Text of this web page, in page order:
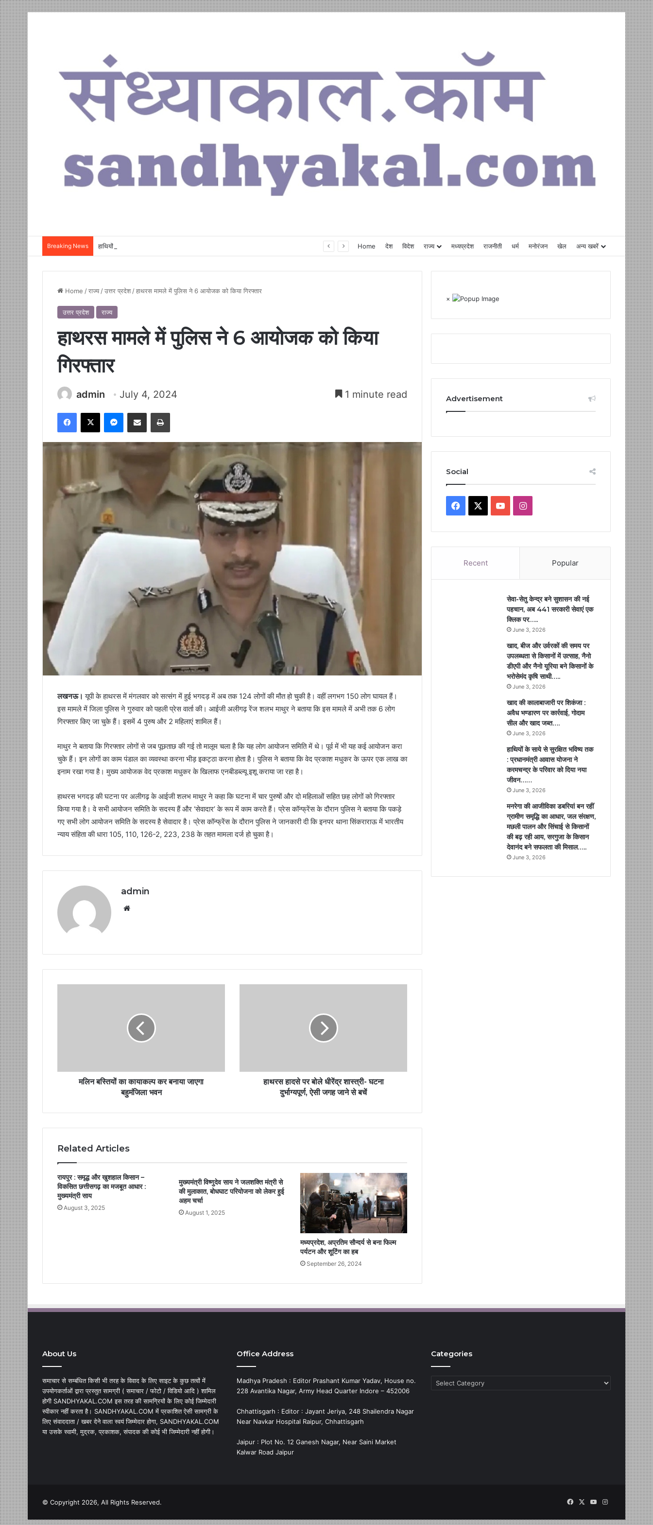
Breaking News Home देश विदेश राज्य मध्यप्रदेश राजनीती धर्म मनोरंजन खेल अन्य खबरें
Home /राज्य /उत्तर प्रदेश /हाथरस मामले में पुलिस ने 6 आयोजक को किया गिरफ्तार
उत्तर प्रदेश राज्य
हाथरस मामले में पुलिस ने 6 आयोजक को किया
गिरफ्तार
admin July 4, 2024 1 minute read
Facebook
X Messenger
Share via Email Print
लखनऊ। यूपी के हाथरस में मंगलवार को सत्संग में हुई भगदड़ में अब तक 124 लोगों की मौत हो चुकी है। वहीं लगभग 150 लोग घायल हैं।
इस मामले में जिला पुलिस ने गुरुवार को पहली प्रेस वार्ता की। आईजी अलीगढ़ रेंज शलभ माथुर ने बताया कि इस मामले में अभी तक 6 लोग
गिरफ्तार किए जा चुके हैं। इसमें 4 पुरुष और 2 महिलाएं शामिल हैं।
माथुर ने बताया कि गिरफ्तार लोगों से जब पूछताछ की गई तो मालूम चला है कि यह लोग आयोजन समिति में थे। पूर्व में भी यह कई आयोजन करा
चुके हैं। इन लोगों का काम पंडाल का व्यवस्था करना भीड़ इकट्ठा करना होता है। पुलिस ने बताया कि वेद प्रकाश मधुकर के ऊपर एक लाख का
इनाम रखा गया है। मुख्य आयोजक वेद प्रकाश मधुकर के खिलाफ एनबीडब्ल्यू इशू कराया जा रहा है।
हाथरस भगदड़ की घटना पर अलीगढ़ के आईजी शलभ माथुर ने कहा कि घटना में चार पुरुषों और दो महिलाओं सहित छह लोगों को गिरफ्तार
किया गया है। वे सभी आयोजन समिति के सदस्य हैं और ‘सेवादार’ के रूप में काम करते हैं। प्रेस कॉन्फ्रेंस के दौरान पुलिस ने बताया कि पकड़े
गए सभी लोग आयोजन समिति के सदस्य है सेवादार है। प्रेस कॉन्फ्रेंस के दौरान पुलिस ने जानकारी दी कि इनपर थाना सिंकराराऊ में भारतीय
न्याय संहिता की धारा 105, 110, 126-2, 223, 238 के तहत मामला दर्ज हो चुका है।
admin
मलिन बस्तियों का कायाकल्प कर बनाया जाएगा
बहुमंजिला भवन
हाथरस हादसे पर बोले धीरेंद्र शास्त्री- घटना
दुर्भाग्यपूर्ण, ऐसी जगह जाने से बचें
Related Articles
रायपुर : समृद्ध और खुशहाल किसान –
विकसित छत्तीसगढ़ का मजबूत आधार :
मुख्यमंत्री साय
August 3, 2025
मुख्यमंत्री विष्णुदेव साय ने जलशक्ति मंत्री से
की मुलाकात, बोधघाट परियोजना को लेकर हुई
अहम चर्चा
August 1, 2025
मध्यप्रदेश, अप्रतिम सौन्दर्य से बना फिल्म
पर्यटन और शूटिंग का हब
September 26, 2024
×
Advertisement
Social
Facebook YouTubeInstagram
Recent Popular
सेवा-सेतु केन्द्र बने सुशासन की नई
पहचान, अब 441 सरकारी सेवाएं एक
क्लिक पर…..
June 3, 2026
खाद, बीज और उर्वरकों की समय पर
उपलब्धता से किसानों में उत्साह, नैनो
डीएपी और नैनो यूरिया बने किसानों के
भरोसेमंद कृषि साथी…..
June 3, 2026
खाद की कालाबाजारी पर शिकंजा :
अवैध भण्डारण पर कार्रवाई, गोदाम
सील और खाद जब्त….
June 3, 2026
हाथियों के साये से सुरक्षित भविष्य तक
: प्रधानमंत्री आवास योजना ने
करमचन्द्र के परिवार को दिया नया
जीवन……
June 3, 2026
मनरेगा की आजीविका डबरियां बन रहीं
ग्रामीण समृद्धि का आधार, जल संरक्षण,
मछली पालन और सिंचाई से किसानों
की बढ़ रही आय, सरगुजा के किसान
देवानंद बने सफलता की मिसाल…..
June 3, 2026
About Us
समाचार से सम्बंधित किसी भी तरह के विवाद के लिए साइट के कुछ तत्वों में
उपयोगकर्ताओं द्वारा प्रस्तुत सामग्री ( समाचार / फोटो / विडियो आदि ) शामिल
होगी SANDHYAKAL.COM इस तरह की सामग्रियों के लिए कोई जिम्मेदारी
स्वीकार नहीं करता है। SANDHYAKAL.COM में प्रकाशित ऐसी सामग्री के
लिए संवाददाता / खबर देने वाला स्वयं जिम्मेदार होगा, SANDHYAKAL.COM
या उसके स्वामी, मुद्रक, प्रकाशक, संपादक की कोई भी जिम्मेदारी नहीं होगी।
Office Address
Madhya Pradesh : Editor Prashant Kumar Yadav, House no.
228 Avantika Nagar, Army Head Quarter Indore – 452006
Chhattisgarh : Editor : Jayant Jeriya, 248 Shailendra Nagar
Near Navkar Hospital Raipur, Chhattisgarh
Jaipur : Plot No. 12 Ganesh Nagar, Near Saini Market
Kalwar Road Jaipur
Categories
Categories
© Copyright 2026, All Rights Reserved. Facebook
X YouTubeInstagram